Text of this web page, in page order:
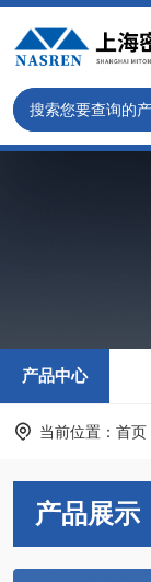
产品中心
当前位置： 首页
产品展示